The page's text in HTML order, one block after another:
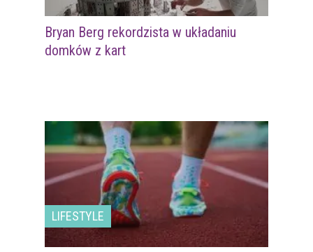
Bryan Berg rekordzista w układaniu
domków z kart
LIFESTYLE